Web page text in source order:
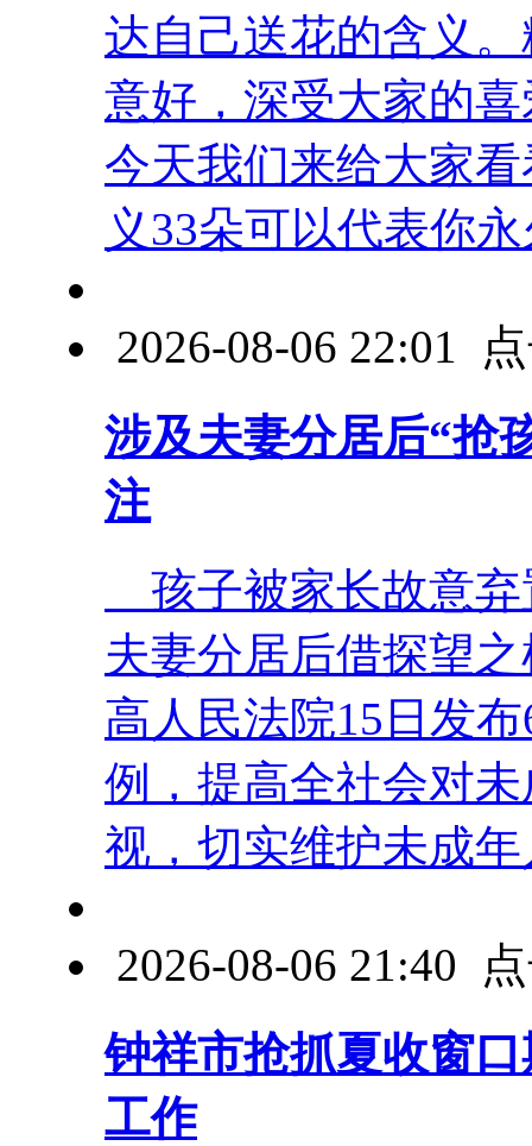
达自己送花的含义
意好，深受大家的
今天我们来给大家
义33朵可以代表你
2026-08-06 22:01
涉及夫妻分居后“抢
注
孩子被家长故意弃
夫妻分居后借探望
高人民法院15日发
例，提高全社会对
视，切实维护未成
2026-08-06 21:40
钟祥市抢抓夏收窗
工作